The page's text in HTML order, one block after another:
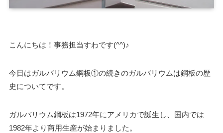
こんにちは！事務担当すわです(^^)♪
今日はガルバリウム鋼板①の続きのガルバリウムは鋼板の歴
史についてです。
ガルバリウム鋼板は1972年にアメリカで誕生し、国内では
1982年より商用生産が始まりました。